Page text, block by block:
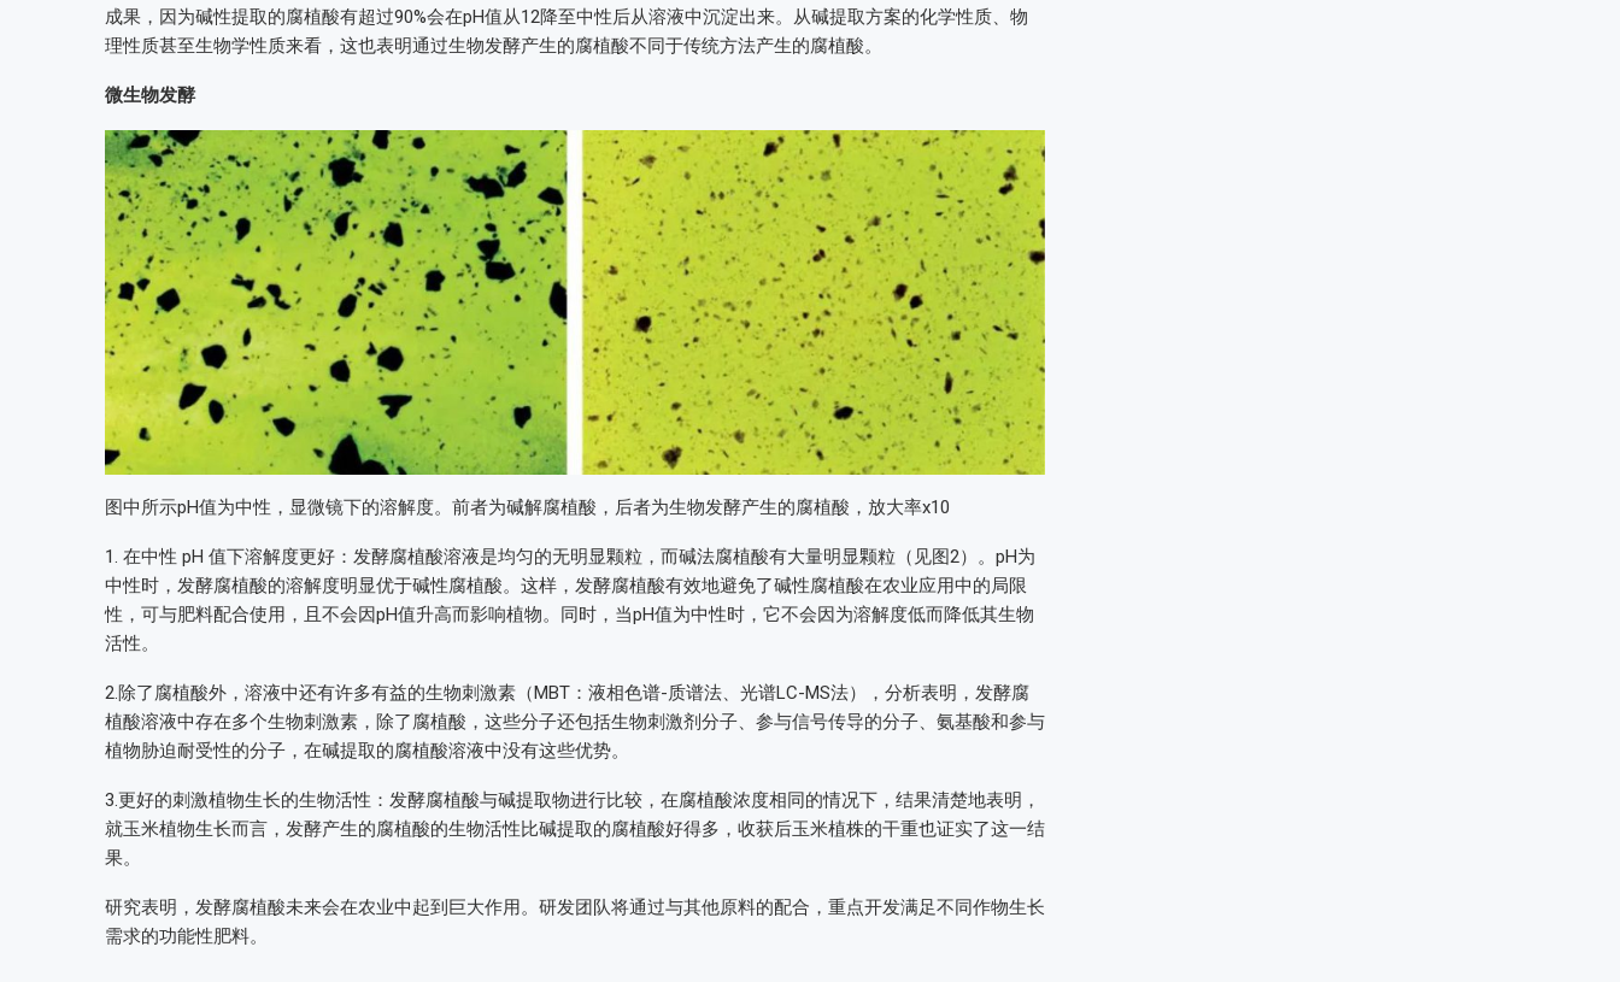
成果，因为碱性提取的腐植酸有超过90%会在pH值从12降至中性后从溶液中沉淀出来。从碱提取方案的化学性质、物
理性质甚至生物学性质来看，这也表明通过生物发酵产生的腐植酸不同于传统方法产生的腐植酸。
微生物发酵
图中所示pH值为中性，显微镜下的溶解度。前者为碱解腐植酸，后者为生物发酵产生的腐植酸，放大率x10
1. 在中性 pH 值下溶解度更好：发酵腐植酸溶液是均匀的无明显颗粒，而碱法腐植酸有大量明显颗粒（见图2）。pH为
中性时，发酵腐植酸的溶解度明显优于碱性腐植酸。这样，发酵腐植酸有效地避免了碱性腐植酸在农业应用中的局限
性，可与肥料配合使用，且不会因pH值升高而影响植物。同时，当pH值为中性时，它不会因为溶解度低而降低其生物
活性。
2.除了腐植酸外，溶液中还有许多有益的生物刺激素（MBT：液相色谱-质谱法、光谱LC-MS法），分析表明，发酵腐
植酸溶液中存在多个生物刺激素，除了腐植酸，这些分子还包括生物刺激剂分子、参与信号传导的分子、氨基酸和参与
植物胁迫耐受性的分子，在碱提取的腐植酸溶液中没有这些优势。
3.更好的刺激植物生长的生物活性：发酵腐植酸与碱提取物进行比较，在腐植酸浓度相同的情况下，结果清楚地表明，
就玉米植物生长而言，发酵产生的腐植酸的生物活性比碱提取的腐植酸好得多，收获后玉米植株的干重也证实了这一结
果。
研究表明，发酵腐植酸未来会在农业中起到巨大作用。研发团队将通过与其他原料的配合，重点开发满足不同作物生长
需求的功能性肥料。